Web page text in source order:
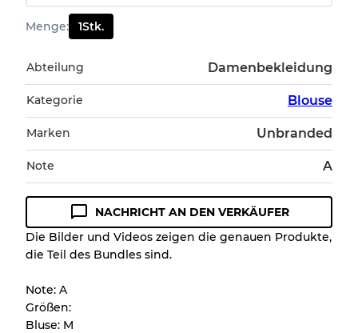
Menge: 1Stk.
Abteilung Damenbekleidung
Kategorie Blouse
Marken Unbranded
Note A
NACHRICHT AN DEN VERKÄUFER
Die Bilder und Videos zeigen die genauen Produkte,
die Teil des Bundles sind.
Note: A
Größen:
Bluse: M